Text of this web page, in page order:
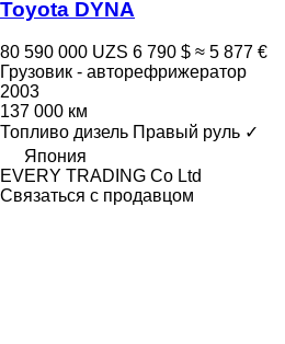
Toyota DYNA
80 590 000 UZS 6 790 $ ≈ 5 877 €
Грузовик - авторефрижератор
2003
137 000 км
Топливо дизель Правый руль ✓
Япония
EVERY TRADING Co Ltd
Связаться с продавцом